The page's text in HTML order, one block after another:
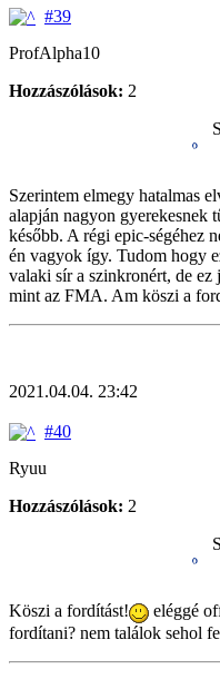
#39
ProfAlpha10
Hozzászólások: 2
Szerintem elmegy hatalmas
alapján nagyon gyerekesnek
később. A régi epic-ségéhez
én vagyok így. Tudom hogy
valaki sír a szinkronért, de
mint az FMA. Am köszi a
2021.04.04. 23:42
#40
Ryuu
Hozzászólások: 2
Köszi a fordítást!
eléggé
fordítani? nem találok sehol